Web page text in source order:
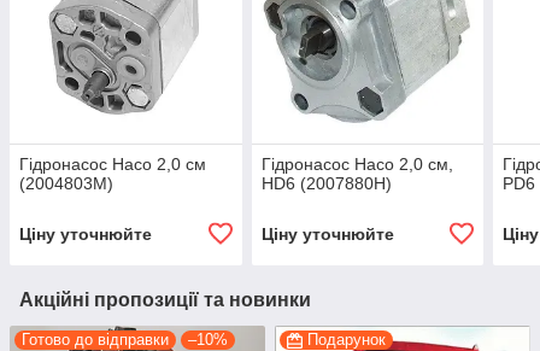
Гідронасос Haco 2,0 см
(2004803M)
Ціну уточнюйте
Гідронасос Haco 2,0 см,
HD6 (2007880H)
Ціну уточнюйте
Акційні пропозиції та новинки
Готово до відправки –10% Подарунок